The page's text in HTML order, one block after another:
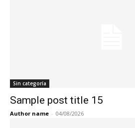
Sin categoría
Sample post title 15
Author name - 04/08/2026